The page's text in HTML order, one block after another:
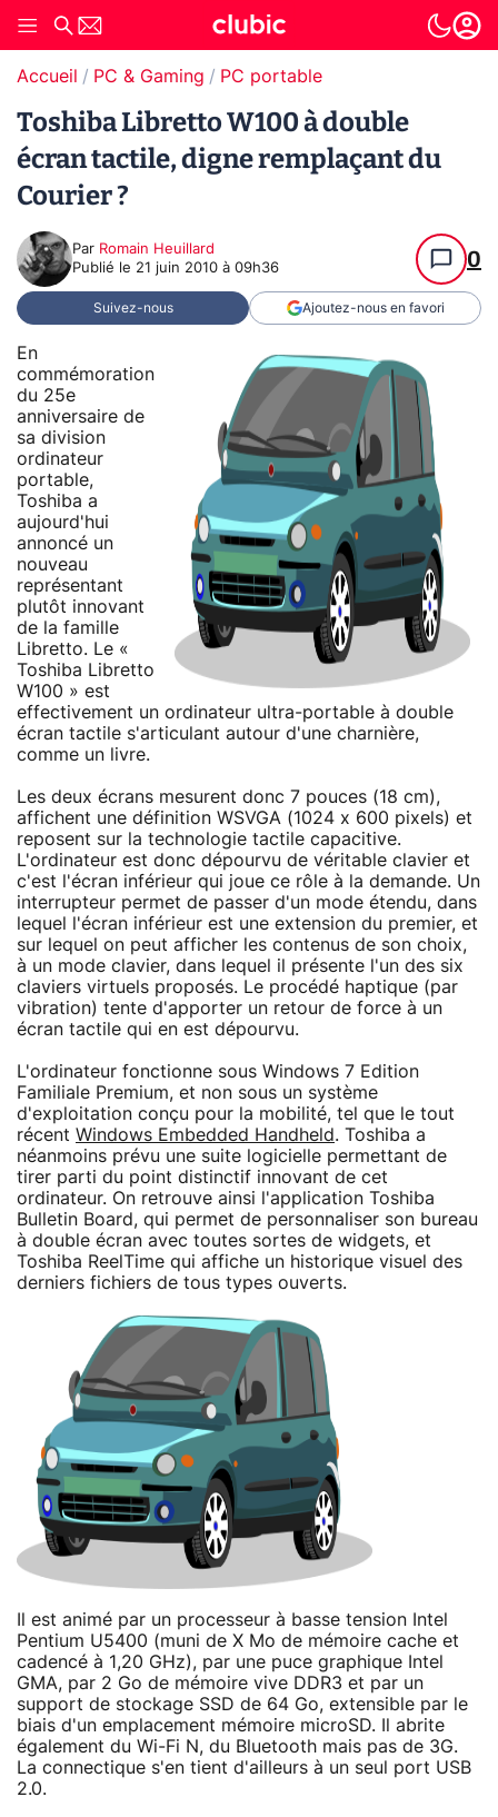
Accueil PC & Gaming PC portable
Toshiba Libretto W100 à double
écran tactile, digne remplaçant du
Courier ?
Par Romain Heuillard
Publié le 21 juin 2010 à 09h36 0
Suivez-nous Ajoutez-nous en favori
En
commémoration
du 25e
anniversaire de
sa division
ordinateur
portable,
Toshiba a
aujourd'hui
annoncé un
nouveau
représentant
plutôt innovant
de la famille
Libretto. Le «
Toshiba Libretto
W100 » est
effectivement un ordinateur ultra-portable à double
écran tactile s'articulant autour d'une charnière,
comme un livre.
Les deux écrans mesurent donc 7 pouces (18 cm),
affichent une définition WSVGA (1024 x 600 pixels) et
reposent sur la technologie tactile capacitive.
L'ordinateur est donc dépourvu de véritable clavier et
c'est l'écran inférieur qui joue ce rôle à la demande. Un
interrupteur permet de passer d'un mode étendu, dans
lequel l'écran inférieur est une extension du premier, et
sur lequel on peut afficher les contenus de son choix,
à un mode clavier, dans lequel il présente l'un des six
claviers virtuels proposés. Le procédé haptique (par
vibration) tente d'apporter un retour de force à un
écran tactile qui en est dépourvu.
L'ordinateur fonctionne sous Windows 7 Edition
Familiale Premium, et non sous un système
d'exploitation conçu pour la mobilité, tel que le tout
récent Windows Embedded Handheld. Toshiba a
néanmoins prévu une suite logicielle permettant de
tirer parti du point distinctif innovant de cet
ordinateur. On retrouve ainsi l'application Toshiba
Bulletin Board, qui permet de personnaliser son bureau
à double écran avec toutes sortes de widgets, et
Toshiba ReelTime qui affiche un historique visuel des
derniers fichiers de tous types ouverts.
Il est animé par un processeur à basse tension Intel
Pentium U5400 (muni de X Mo de mémoire cache et
cadencé à 1,20 GHz), par une puce graphique Intel
GMA, par 2 Go de mémoire vive DDR3 et par un
support de stockage SSD de 64 Go, extensible par le
biais d'un emplacement mémoire microSD. Il abrite
également du Wi-Fi N, du Bluetooth mais pas de 3G.
La connectique s'en tient d'ailleurs à un seul port USB
2.0.